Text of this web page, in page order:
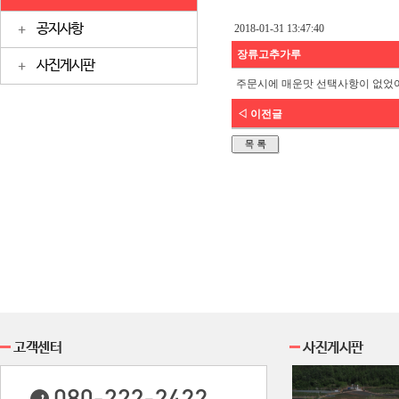
공지사항
사진게시판
2018-01-31 13:47:40
장류고추가루
주문시에 매운맛 선택사항이 없
◁ 이전글
고객센터 사진게시판